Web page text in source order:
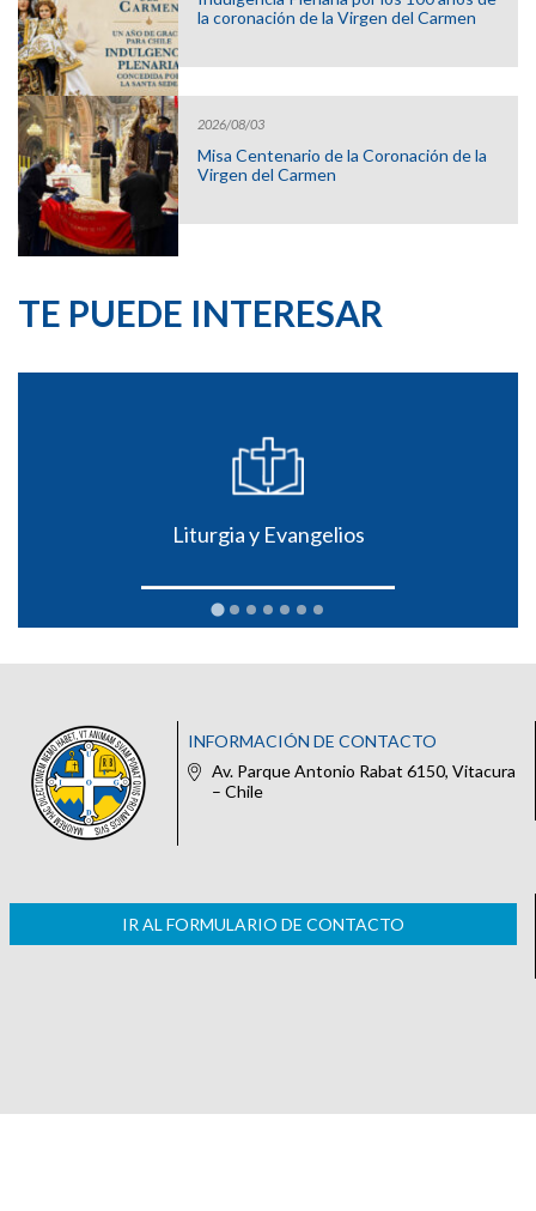
la coronación de la Virgen del Carmen
2026/08/03
Misa Centenario de la Coronación de la
Virgen del Carmen
TE PUEDE INTERESAR
Liturgia y Evangelios
INFORMACIÓN DE CONTACTO
Av. Parque Antonio Rabat 6150, Vitacura
– Chile
IR AL FORMULARIO DE CONTACTO